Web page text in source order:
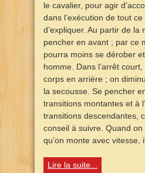
le cavalier, pour agir
dans l’exécution de tout
d’expliquer. Au partir de la
pencher en avant ; par ce
pourra moins se dérober
homme. Dans l’arrêt
corps en arrière ; on
la secousse. Se pencher
transitions montantes et à
transitions descendantes,
conseil à suivre. Quand
qu’on monte avec vitesse, il
Lire la suite...